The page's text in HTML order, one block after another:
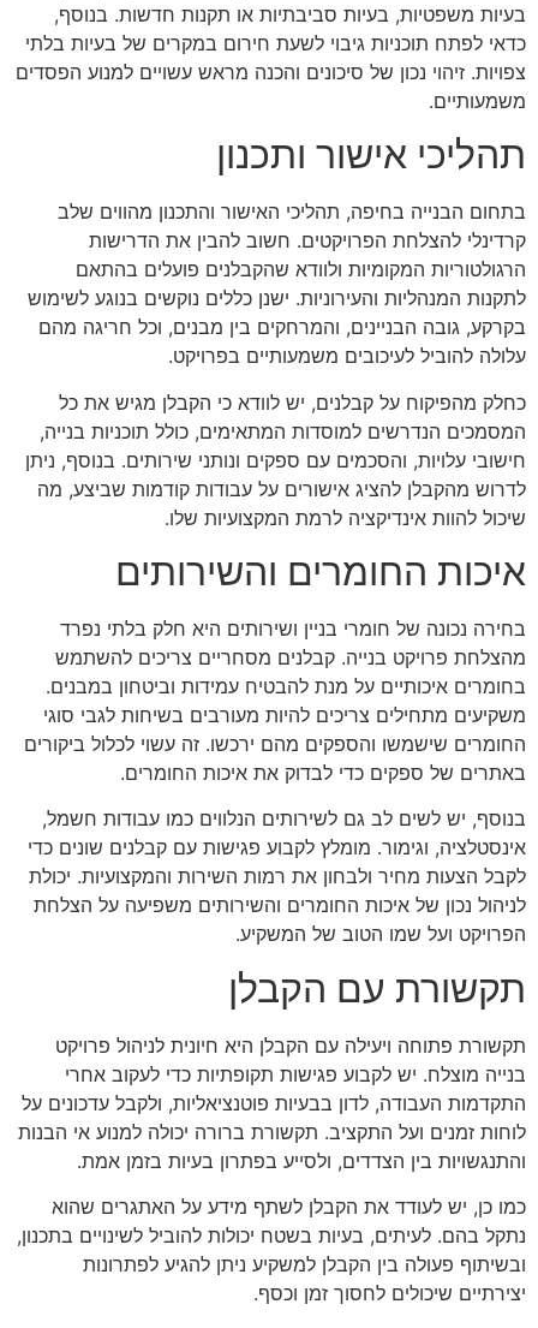
בעיות משפטיות, בעיות סביבתיות או תקנות חדשות. בנוסף,
כדאי לפתח תוכניות גיבוי לשעת חירום במקרים של בעיות בלתי
צפויות. זיהוי נכון של סיכונים והכנה מראש עשויים למנוע הפסדים
משמעותיים.
תהליכי אישור ותכנון
בתחום הבנייה בחיפה, תהליכי האישור והתכנון מהווים שלב
קרדינלי להצלחת הפרויקטים. חשוב להבין את הדרישות
הרגולטוריות המקומיות ולוודא שהקבלנים פועלים בהתאם
לתקנות המנהליות והעירוניות. ישנן כללים נוקשים בנוגע לשימוש
בקרקע, גובה הבניינים, והמרחקים בין מבנים, וכל חריגה מהם
עלולה להוביל לעיכובים משמעותיים בפרויקט.
כחלק מהפיקוח על קבלנים, יש לוודא כי הקבלן מגיש את כל
המסמכים הנדרשים למוסדות המתאימים, כולל תוכניות בנייה,
חישובי עלויות, והסכמים עם ספקים ונותני שירותים. בנוסף, ניתן
לדרוש מהקבלן להציג אישורים על עבודות קודמות שביצע, מה
שיכול להוות אינדיקציה לרמת המקצועיות שלו.
איכות החומרים והשירותים
בחירה נכונה של חומרי בניין ושירותים היא חלק בלתי נפרד
מהצלחת פרויקט בנייה. קבלנים מסחריים צריכים להשתמש
בחומרים איכותיים על מנת להבטיח עמידות וביטחון במבנים.
משקיעים מתחילים צריכים להיות מעורבים בשיחות לגבי סוגי
החומרים שישמשו והספקים מהם ירכשו. זה עשוי לכלול ביקורים
באתרים של ספקים כדי לבדוק את איכות החומרים.
בנוסף, יש לשים לב גם לשירותים הנלווים כמו עבודות חשמל,
אינסטלציה, וגימור. מומלץ לקבוע פגישות עם קבלנים שונים כדי
לקבל הצעות מחיר ולבחון את רמות השירות והמקצועיות. יכולת
לניהול נכון של איכות החומרים והשירותים משפיעה על הצלחת
הפרויקט ועל שמו הטוב של המשקיע.
תקשורת עם הקבלן
תקשורת פתוחה ויעילה עם הקבלן היא חיונית לניהול פרויקט
בנייה מוצלח. יש לקבוע פגישות תקופתיות כדי לעקוב אחרי
התקדמות העבודה, לדון בבעיות פוטנציאליות, ולקבל עדכונים על
לוחות זמנים ועל התקציב. תקשורת ברורה יכולה למנוע אי הבנות
והתנגשויות בין הצדדים, ולסייע בפתרון בעיות בזמן אמת.
כמו כן, יש לעודד את הקבלן לשתף מידע על האתגרים שהוא
נתקל בהם. לעיתים, בעיות בשטח יכולות להוביל לשינויים בתכנון,
ובשיתוף פעולה בין הקבלן למשקיע ניתן להגיע לפתרונות
יצירתיים שיכולים לחסוך זמן וכסף.